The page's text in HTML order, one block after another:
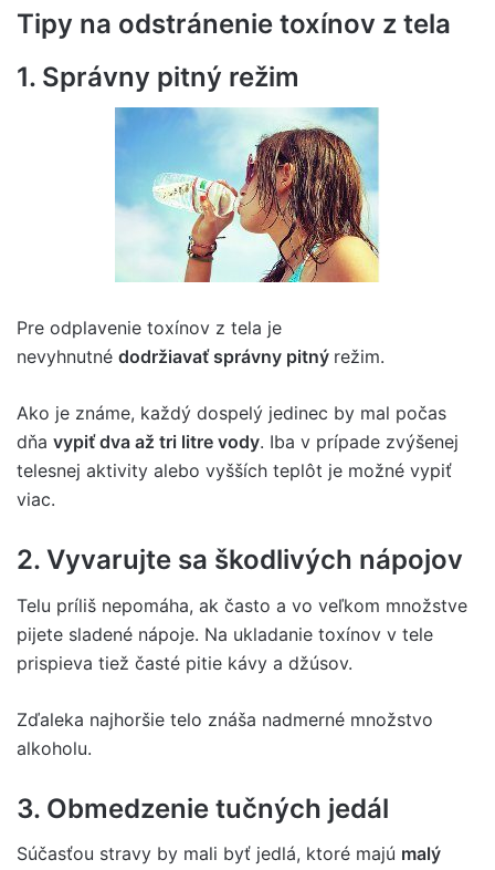
Tipy na odstránenie toxínov z tela
1. Správny pitný režim
Pre odplavenie toxínov z tela je
nevyhnutné dodržiavať správny pitný režim.
Ako je známe, každý dospelý jedinec by mal počas
dňa vypiť dva až tri litre vody. Iba v prípade zvýšenej
telesnej aktivity alebo vyšších teplôt je možné vypiť
viac.
2. Vyvarujte sa škodlivých nápojov
Telu príliš nepomáha, ak často a vo veľkom množstve
pijete sladené nápoje. Na ukladanie toxínov v tele
prispieva tiež časté pitie kávy a džúsov.
Zďaleka najhoršie telo znáša nadmerné množstvo
alkoholu.
3. Obmedzenie tučných jedál
Súčasťou stravy by mali byť jedlá, ktoré majú malý